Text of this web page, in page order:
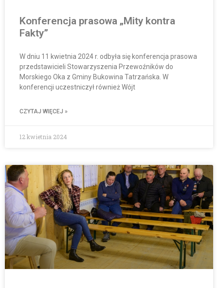
Konferencja prasowa „Mity kontra
Fakty”
W dniu 11 kwietnia 2024 r. odbyła się konferencja prasowa
przedstawicieli Stowarzyszenia Przewoźników do
Morskiego Oka z Gminy Bukowina Tatrzańska. W
konferencji uczestniczył również Wójt
CZYTAJ WIĘCEJ »
12 kwietnia 2024